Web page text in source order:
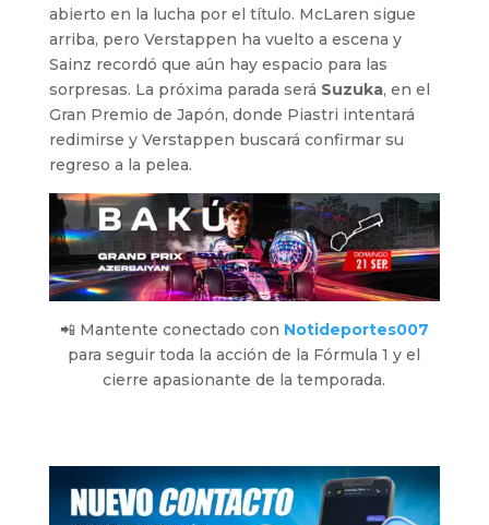
abierto en la lucha por el título. McLaren sigue
arriba, pero Verstappen ha vuelto a escena y
Sainz recordó que aún hay espacio para las
sorpresas. La próxima parada será Suzuka, en el
Gran Premio de Japón, donde Piastri intentará
redimirse y Verstappen buscará confirmar su
regreso a la pelea.
📲 Mantente conectado con Notideportes007
para seguir toda la acción de la Fórmula 1 y el
cierre apasionante de la temporada.